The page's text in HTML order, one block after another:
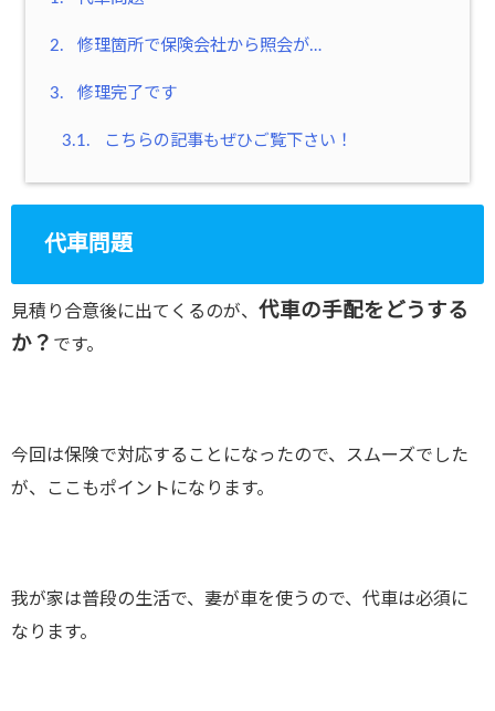
2. 修理箇所で保険会社から照会が…
3. 修理完了です
3.1. こちらの記事もぜひご覧下さい！
代車問題
見積り合意後に出てくるのが、 代車の手配をどうする
か？ です。
今回は保険で対応することになったので、スムーズでした
が、ここもポイントになります。
我が家は普段の生活で、妻が車を使うので、代車は必須に
なります。